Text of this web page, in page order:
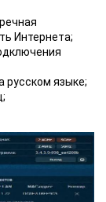
Интернета;
русском языке;